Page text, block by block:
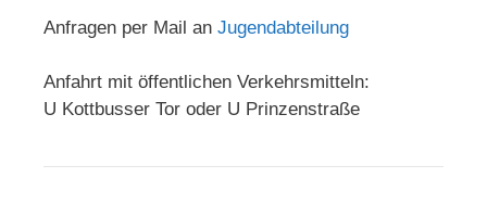
Anfragen per Mail an Jugendabteilung
Anfahrt mit öffentlichen Verkehrsmitteln:
U Kottbusser Tor oder U Prinzenstraße